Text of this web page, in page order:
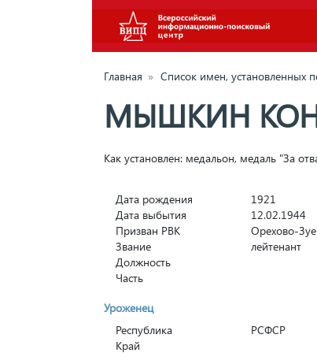
Главная » Список имен, установленных
МЫШКИН
Как установлен: медальон, медаль "За
Дата рождения
1921
Дата выбытия
12.02.1944
Призван РВК
Орехово-
Звание
лейтенант
Должность
Часть
Уроженец
Республика
РСФСР
Край